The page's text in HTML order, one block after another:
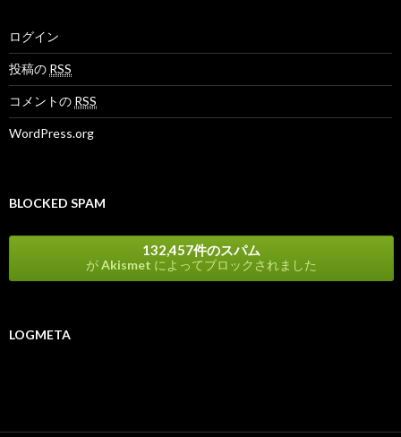
ログイン
投稿の RSS
コメントの RSS
WordPress.org
BLOCKED SPAM
132,457件のスパム
がAkismet によってブロックされました
LOGMETA